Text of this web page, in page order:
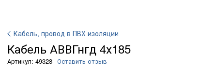
Кабель, провод в ПВХ изоляции
Кабель АВВГнгд 4х185
Артикул: 49328 Оставить отзыв